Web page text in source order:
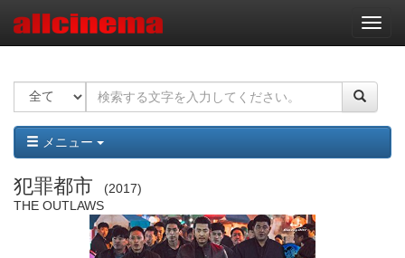
ナ
ビ
ー
ョ
ン
メニュー
犯罪都市
2017
THE OUTLAWS